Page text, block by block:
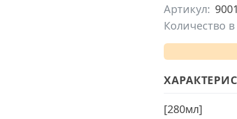
Артикул:
Количество
[280мл]